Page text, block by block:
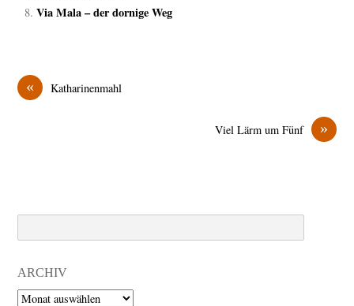
Via Mala – der dornige Weg
« Katharinenmahl
»
Viel Lärm um Fünf
ARCHIV
Archiv